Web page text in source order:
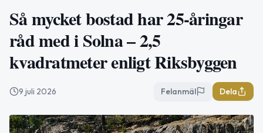
Så mycket bostad har 25-åringar
råd med i Solna – 2,5
kvadratmeter enligt Riksbyggen
9 juli 2026 Felanmäl Dela